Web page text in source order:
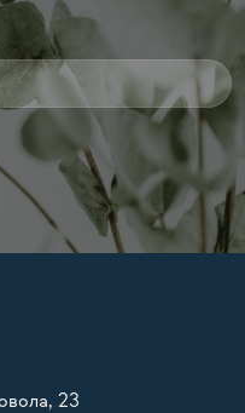
23